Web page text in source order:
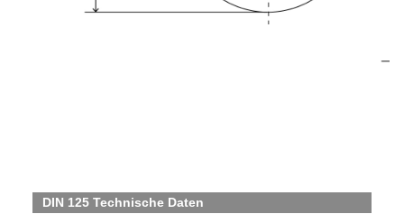
DIN 125 Technische Daten